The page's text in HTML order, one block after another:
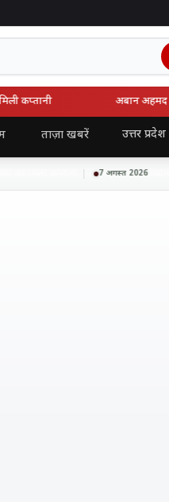
कप्तानी अबान अहमद के
ताज़ा खबरें उत्तर प्रदेश
कप्तानी 7 अगस्त 2026अबान